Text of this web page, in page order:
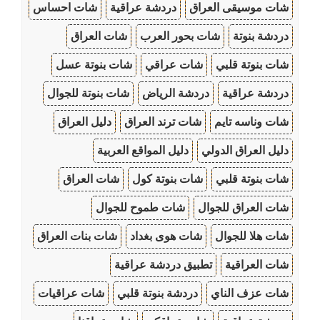
شات موسيقى العراق دردشة عراقية شات احساس
دردشة بنوتة شات بحور العرب شات العراق
شات بنوتة قلبي شات عراقي شات بنوتة عسل
دردشة عراقية دردشة الرياض شات بنوتة للجوال
شات وناسه تايم شات ترند العراق دليل العراق
دليل العراق الدولي دليل المواقع العربية
شات بنوتة قلبي شات بنوتة كول شات العراق
شات العراق للجوال شات طموح للجوال
شات هلا للجوال شات هوى بغداد شات بنات العراق
شات العراقية تطبيق دردشة عراقية
شات عزف الناي دردشة بنوتة قلبي شات عراقيات